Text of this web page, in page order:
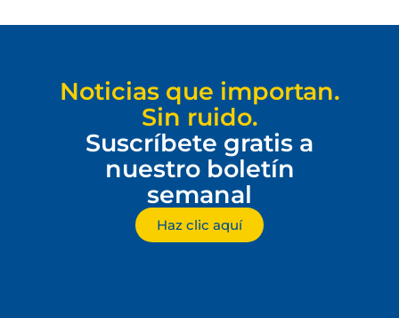
Noticias que importan.
Sin ruido.
Suscríbete gratis a
nuestro boletín
semanal
Haz clic aquí